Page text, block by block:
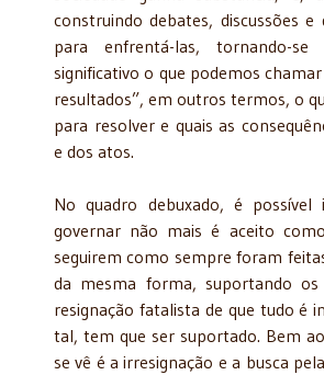
construindo debates, discussões e
para enfrentá-las, tornando-
significativo o que podemos
resultados”, em outros termos, o
para resolver e quais as
e dos atos.
No quadro debuxado, é possível
governar não mais é aceito
seguirem como sempre foram
da mesma forma, suportando
resignação fatalista de que tudo é
tal, tem que ser suportado. Bem
se vê é a irresignação e a busca